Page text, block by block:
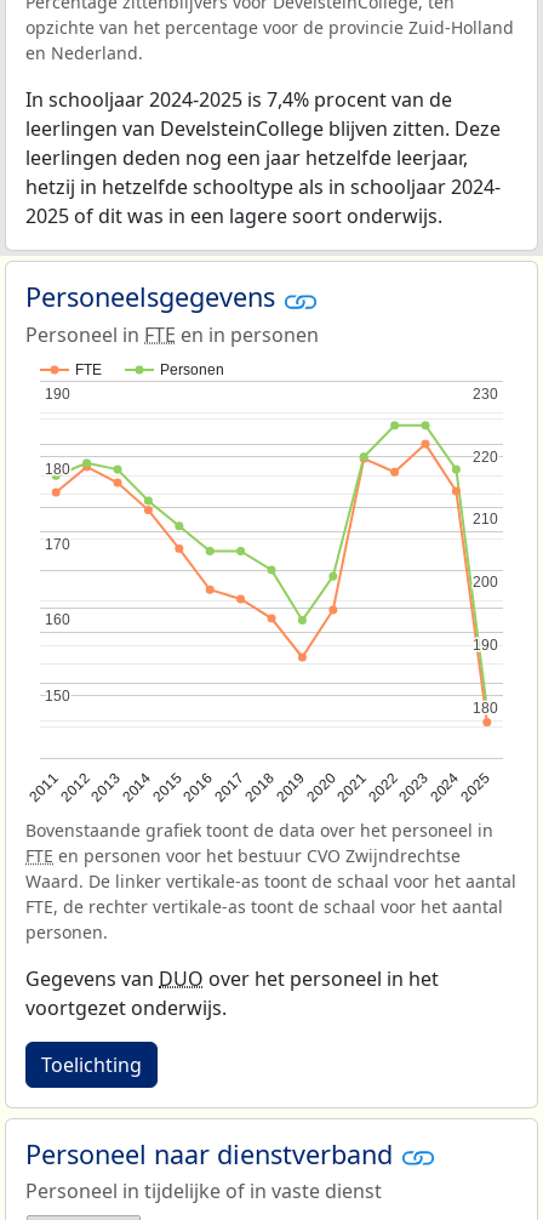
opzichte van het percentage voor de provincie Zuid-Holland
en Nederland.
In schooljaar 2024-2025 is 7,4% procent van de
leerlingen van DevelsteinCollege blijven zitten. Deze
leerlingen deden nog een jaar hetzelfde leerjaar,
hetzij in hetzelfde schooltype als in schooljaar 2024-
2025 of dit was in een lagere soort onderwijs.
Personeelsgegevens
Personeel in FTE en in personen
FTE Personen
201120122013201420152016201720182019202020212022202320242025
150
150
160
160
170
170
180
180
190
190
180
180
190
190
200
200
210
210
220
220
230
230
Bovenstaande grafiek toont de data over het personeel in
FTE en personen voor het bestuur CVO Zwijndrechtse
Waard. De linker vertikale-as toont de schaal voor het aantal
FTE, de rechter vertikale-as toont de schaal voor het aantal
personen.
Gegevens van DUO over het personeel in het
voortgezet onderwijs.
Toelichting
Personeel naar dienstverband
Personeel in tijdelijke of in vaste dienst